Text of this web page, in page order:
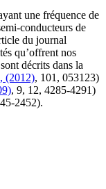
une fréquence de
conducteurs de
du journal
qu’offrent nos
décrits dans la
, (2012), 101, 053123)
, 9, 12, 4285-4291)
2452).